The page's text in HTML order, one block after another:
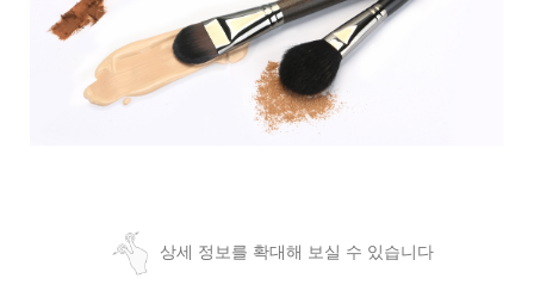
상세 정보를 확대해 보실 수 있습니다